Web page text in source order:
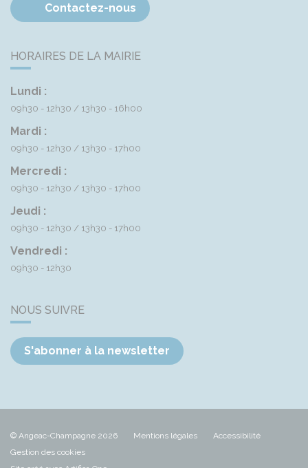
Contactez-nous
HORAIRES DE LA MAIRIE
Lundi :
09h30 - 12h30 13h30 - 16h00
Mardi :
09h30 - 12h30 13h30 - 17h00
Mercredi :
09h30 - 12h30 13h30 - 17h00
Jeudi :
09h30 - 12h30 13h30 - 17h00
Vendredi :
09h30 - 12h30
NOUS SUIVRE
S'abonner à la newsletter
© Angeac-Champagne 2026 Mentions légales
Accessibilité
Gestion des cookies